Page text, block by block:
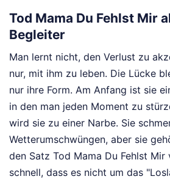
Tod Mama Du Fehlst Mir
Begleiter
Man lernt nicht, den Verlust zu
nur, mit ihm zu leben. Die Lücke
nur ihre Form. Am Anfang ist sie
in den man jeden Moment zu
wird sie zu einer Narbe. Sie
Wetterumschwüngen, aber sie
den Satz Tod Mama Du Fehlst
schnell, dass es nicht um das